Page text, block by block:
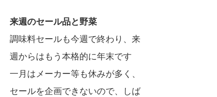
来週のセール品と野菜
調味料セールも今週で終わり、来
週からはもう本格的に年末です
一月はメーカー等も休みが多く、
セールを企画できないので、しば